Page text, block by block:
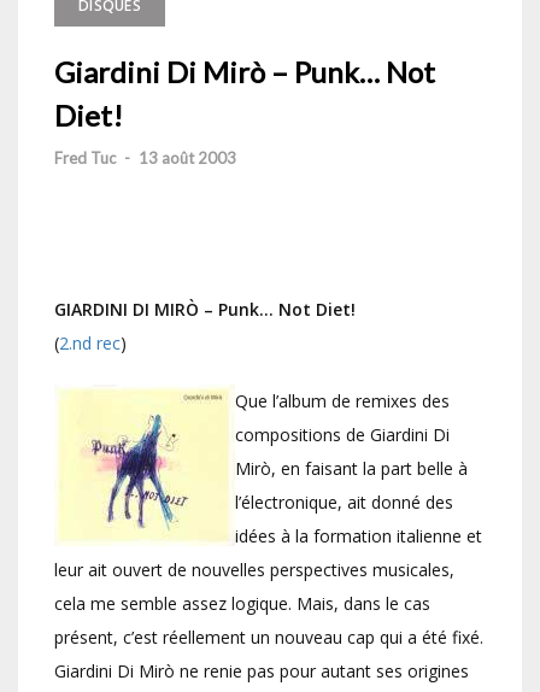
DISQUES
Giardini Di Mirò – Punk… Not
Diet!
Fred Tuc - 13 août 2003
GIARDINI DI MIRÒ – Punk… Not Diet!
(2.nd rec)
Que l’album de remixes des
compositions de Giardini Di
Mirò, en faisant la part belle à
l’électronique, ait donné des
idées à la formation italienne et
leur ait ouvert de nouvelles perspectives musicales,
cela me semble assez logique. Mais, dans le cas
présent, c’est réellement un nouveau cap qui a été fixé.
Giardini Di Mirò ne renie pas pour autant ses origines